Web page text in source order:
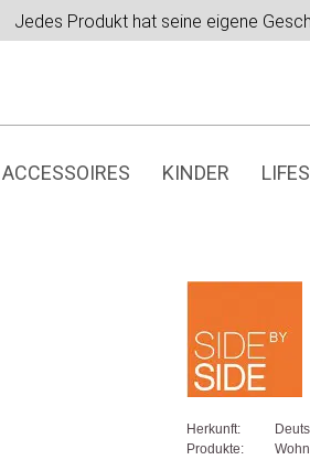
Jedes Produkt hat seine eigene
KINDER
Herkunft:
Produkte: